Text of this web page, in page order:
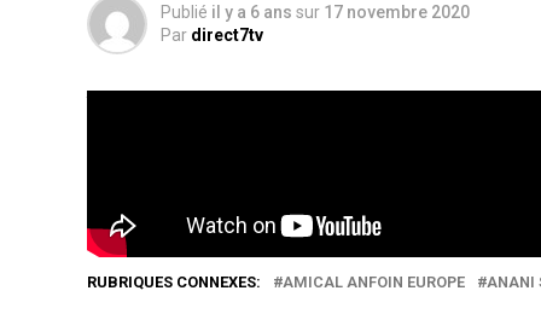
Publié il y a 6 ans sur 17 novembre 2020
Par direct7tv
RUBRIQUES CONNEXES: AMICAL ANFOIN EUROPE ANANI